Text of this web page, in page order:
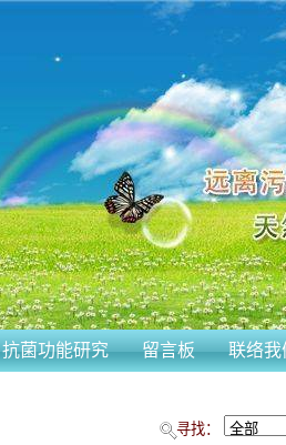
抗菌功能研究 留言板 联络我
寻找：